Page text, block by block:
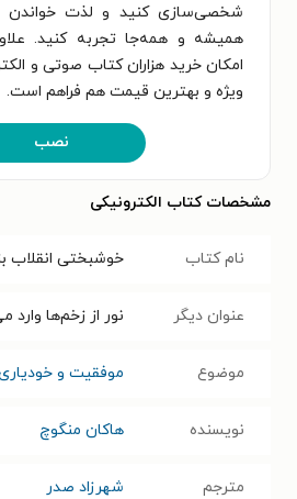
شخصی‌سازی کنید و لذت خواندن
همیشه و همه‌جا تجربه کنید.
امکان خرید هزاران کتاب صوتی و
ویژه و بهترین قیمت هم فراهم است.
نصب
مشخصات کتاب الکترونیکی
نام کتاب خوشبختی انقلاب
عنوان دیگر نور از زخم‌ها وارد
موضوع موفقیت و
نویسنده هاکان منگوچ
مترجم شهرزاد صدر